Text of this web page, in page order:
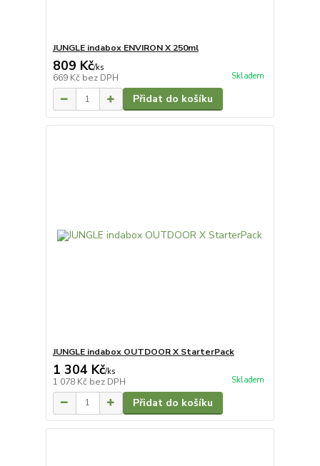
JUNGLE indabox ENVIRON X 250ml
809 Kč/ks
669 Kč bez DPH Skladem
Přidat do košíku
JUNGLE indabox OUTDOOR X StarterPack
1 304 Kč/ks
1 078 Kč bez DPH Skladem
Přidat do košíku